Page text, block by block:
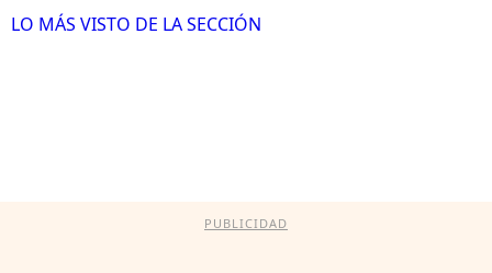
LO MÁS VISTO DE LA SECCIÓN
PUBLICIDAD